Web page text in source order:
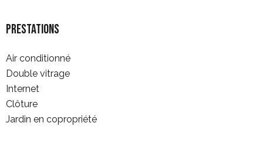
Prestations
Air conditionné
Double vitrage
Internet
Clôture
Jardin en copropriété